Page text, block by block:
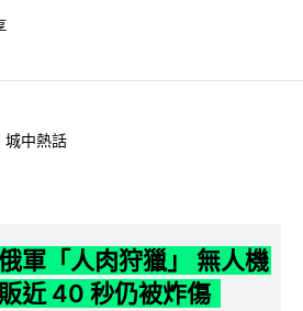
城中熱話
軍「人肉狩獵」 無人機
近 40 秒仍被炸傷